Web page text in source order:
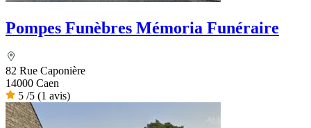
Pompes Funèbres Mémoria Funéraire
82 Rue Caponière
14000 Caen
5 /5 (1 avis)